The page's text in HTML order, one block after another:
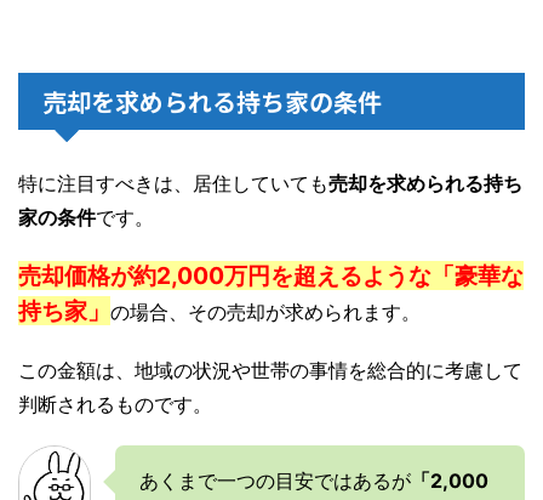
売却を求められる持ち家の条件
特に注目すべきは、居住していても売却を求められる持ち
家の条件です。
売却価格が約2,000万円を超えるような「豪華な
持ち家」 の場合、その売却が求められます。
この金額は、地域の状況や世帯の事情を総合的に考慮して
判断されるものです。
あくまで一つの目安ではあるが 「2,000